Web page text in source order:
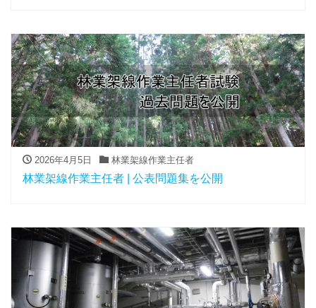
2026年4月5日 林業架線作業主任者
林業架線作業主任者 | 公表問題集を公開